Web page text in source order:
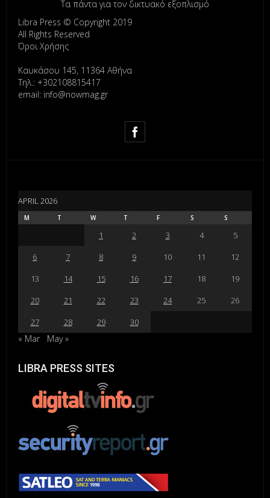
Τα πάντα για τον δικτυακό εξοπλισμό
Libra Press © Copyright 2019
All Rights Reserved
Όροι Χρήσης
Καυκάσου 145, 11364 Αθήνα
Τηλ.: +302108815417
email: info@nowmag.gr
APRIL 2026
M T W T F S S
1 2 3 4
5
6
7 8 9 10 11
12
13
14 15 16 17 18
19
20
21 22 23 24 25
26
27
28 29 30
« Mar May »
LIBRA PRESS SITES